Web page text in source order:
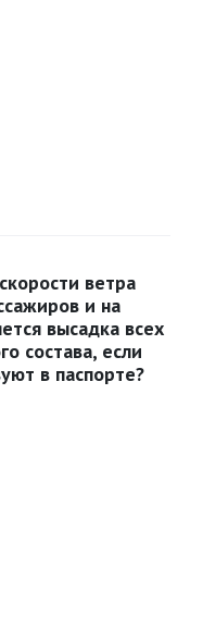
ветра
и на
высадка всех
состава, если
в паспорте?